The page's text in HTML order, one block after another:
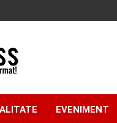
EVENIMENT